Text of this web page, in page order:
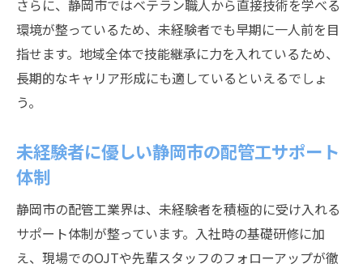
さらに、静岡市ではベテラン職人から直接技術を学べる
環境が整っているため、未経験者でも早期に一人前を目
指せます。地域全体で技能継承に力を入れているため、
長期的なキャリア形成にも適しているといえるでしょ
う。
未経験者に優しい静岡市の配管工サポート
体制
静岡市の配管工業界は、未経験者を積極的に受け入れる
サポート体制が整っています。入社時の基礎研修に加
え、現場でのOJTや先輩スタッフのフォローアップが徹